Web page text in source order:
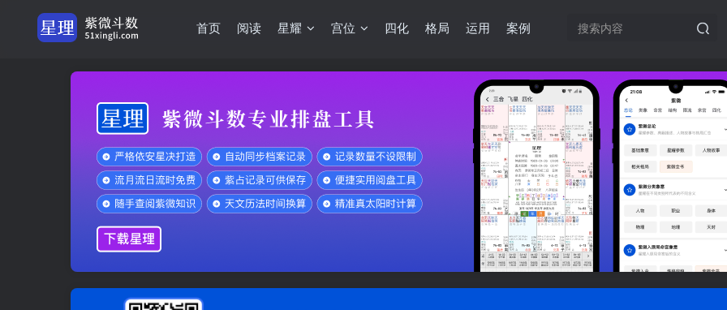
首页 阅读 星耀 宫位 四化 格局 运用 案例